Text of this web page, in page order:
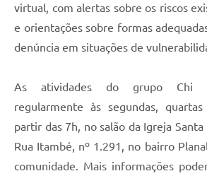
virtual, com alertas sobre os riscos
e orientações sobre formas
denúncia em situações de
As atividades do grupo Chi
regularmente às segundas,
partir das 7h, no salão da Igreja Santa
Rua Itambé, nº 1.291, no bairro
comunidade. Mais informações